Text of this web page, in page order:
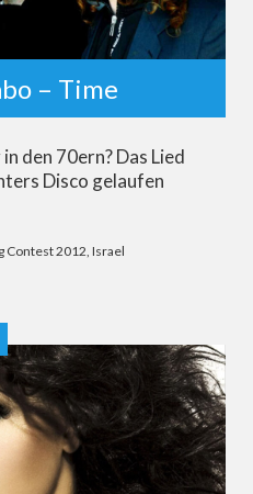
– Time
den 70ern? Das Lied
Disco gelaufen
Contest 2012, Israel